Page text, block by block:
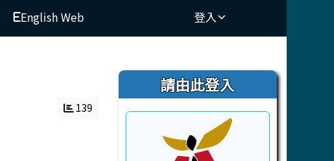
English Web 登入
⏸
139
右邊區域內容
請由此登入